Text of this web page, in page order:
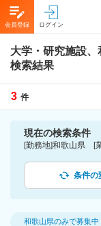
会員登録 ログイン
大学・研究施設、
検索結果
3 件
現在の検索条件
条件の
和歌山県のみで募集中